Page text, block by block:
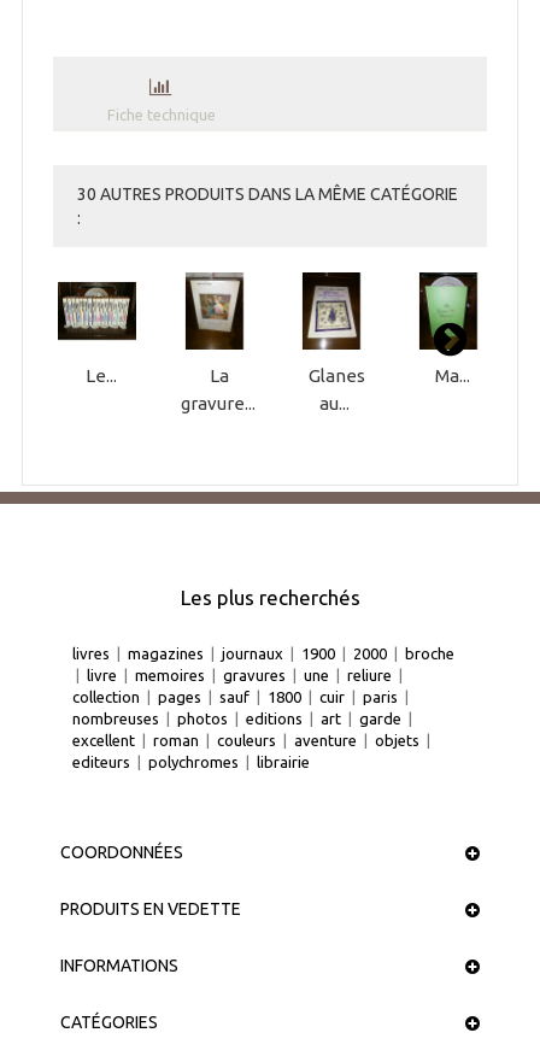
Fiche technique
30 AUTRES PRODUITS DANS LA MÊME CATÉGORIE
:
Le...
La
gravure...
Glanes
au...
Ma...
Les plus recherchés
livres | magazines | journaux | 1900 | 2000 | broche
| livre | memoires | gravures | une | reliure |
collection | pages | sauf | 1800 | cuir | paris |
nombreuses | photos | editions | art | garde |
excellent | roman | couleurs | aventure | objets |
editeurs | polychromes | librairie
COORDONNÉES
PRODUITS EN VEDETTE
INFORMATIONS
CATÉGORIES